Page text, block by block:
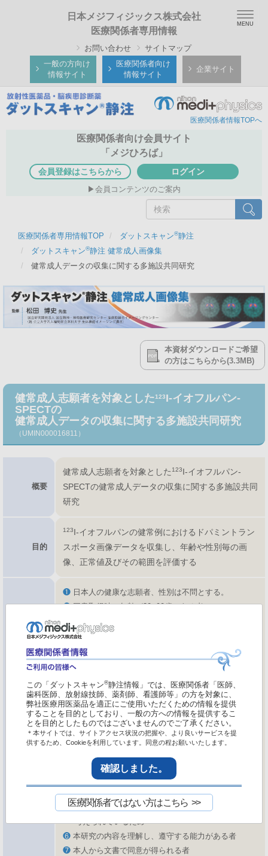
ン
ツ
日本メジフィジックス株式会社
医療関係者専用情報
お問い合わせ
サイトマップ
一般の方向け
情報サイト
医療関係者向け
情報サイト
企業サイト
医療関係者情報TOPへ
医療関係者向け会員サイト
「メジひろば」
会員登録はこちらから ログイン
会員コンテンツのご案内
索
検索
医療関係者専用情報TOP ダットスキャン®静注
ダットスキャン®静注 健常成人画像集
健常成人データの収集に関する多施設共同研究
本資材ダウンロードご希望
の方はこちらから(3.3MB)
健常成人志願者を対象とした123I-イオフルパン-
SPECTの
健常成人データの収集に関する多施設共同研究
（UMIN000016811）
概要
健常成人志願者を対象とした 123I-イオフルパン-
SPECTの健常成人データの収集に関する多施設共同
研究
目的
123I-イオフルパンの健常例におけるドパミントラン
スポータ画像データを収集し、年齢や性別毎の画
像、正常値及びその範囲を評価する
選択基準
❶ 日本人の健康な志願者、性別は不問とする。
❷同意取得時の年齢が30~90歳である者
❸ Unified Parkinson’s Disease Rating
Scale(UPDRS)PartIIIの合計スコアが0(60歳以下)、
もしくは5未満(61歳以上)
(設定根拠)高齢者では、健常例であっても運動症状
が出現することがある。ヨーロッパでDaTSCANの
正常例を収集した報告のUPDRSの選択基準と同等に
設定した。
❹ Beck Depression Inventory (BDI:ベックうつ病調査
票) 10点未満である者(BDI-IIでは12点未満)
た報告のBDIの選択基準と同等に設定した。
Japanese Version of The MONTREAL COGNITIVE
ASSESSMENT(MoCA-J)26点以上である者
(設定根拠)MoCA-Jの26点以上が、正常範囲であると
考えられているため
❻ 本研究の内容を理解し、遵守する能力がある者
❼ 本人から文書で同意が得られる者
この「ダットスキャン®静注情報」では、医療関係者「医師、
歯科医師、放射線技師、薬剤師、看護師等」の方を対象に、
弊社医療用医薬品を適正にご使用いただくための情報を提供
することを目的としており、一般の方への情報を提供するこ
とを目的としたものではございませんのでご了承ください。
＊本サイトでは、サイトアクセス状況の把握や、より良いサービスを提
供するため、Cookieを利用しています。同意の程お願いいたします。
確認しました。
医療関係者ではない方はこちら